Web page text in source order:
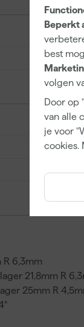
Beperkt
best
volgen
Door op
van alle
je voor
cookies.
R 6,3mm
21,8mm R
25mm R